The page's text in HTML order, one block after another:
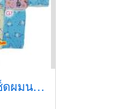
จำหน่าย ปลีก-ส่ง ผ้าเช็ดผมนาโน แบบลาย